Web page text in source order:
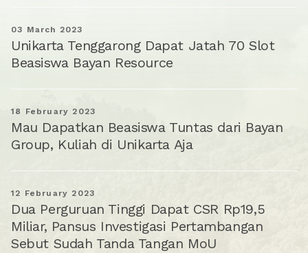
03 March 2023
Unikarta Tenggarong Dapat Jatah 70 Slot
Beasiswa Bayan Resource
18 February 2023
Mau Dapatkan Beasiswa Tuntas dari Bayan
Group, Kuliah di Unikarta Aja
12 February 2023
Dua Perguruan Tinggi Dapat CSR Rp19,5
Miliar, Pansus Investigasi Pertambangan
Sebut Sudah Tanda Tangan MoU